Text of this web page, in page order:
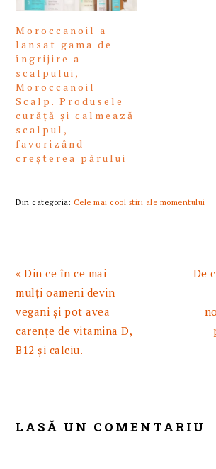
Moroccanoil a
lansat gama de
îngrijire a
scalpului,
Moroccanoil
Scalp. Produsele
curăță și calmează
scalpul,
favorizând
creșterea părului
Din categoria: Cele mai cool stiri ale momentului
Articol
anterior:
« Din ce în ce mai
mulți oameni devin
vegani și pot avea
carențe de vitamina D,
B12 și calciu.
De
INTERACTIONS
LASĂ UN COMENTARIU